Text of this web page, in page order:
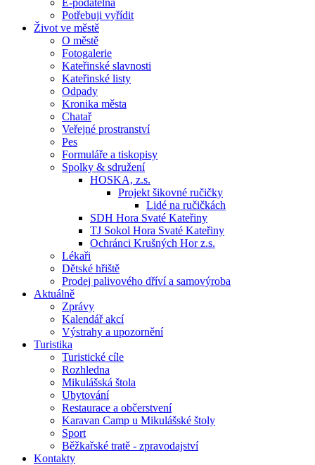
E-podatelna
Potřebuji vyřídit
Život ve městě
O městě
Fotogalerie
Kateřinské slavnosti
Kateřinské listy
Odpady
Kronika města
Chatař
Veřejné prostranství
Pes
Formuláře a tiskopisy
Spolky & sdružení
HOSKA, z.s.
Projekt šikovné ručičky
Lidé na ručičkách
SDH Hora Svaté Kateřiny
TJ Sokol Hora Svaté Kateřiny
Ochránci Krušných Hor z.s.
Lékaři
Dětské hřiště
Prodej palivového dříví a samovýroba
Aktuálně
Zprávy
Kalendář akcí
Výstrahy a upozornění
Turistika
Turistické cíle
Rozhledna
Mikulášská štola
Ubytování
Restaurace a občerstvení
Karavan Camp u Mikulášské štoly
Sport
Běžkařské tratě - zpravodajství
Kontakty